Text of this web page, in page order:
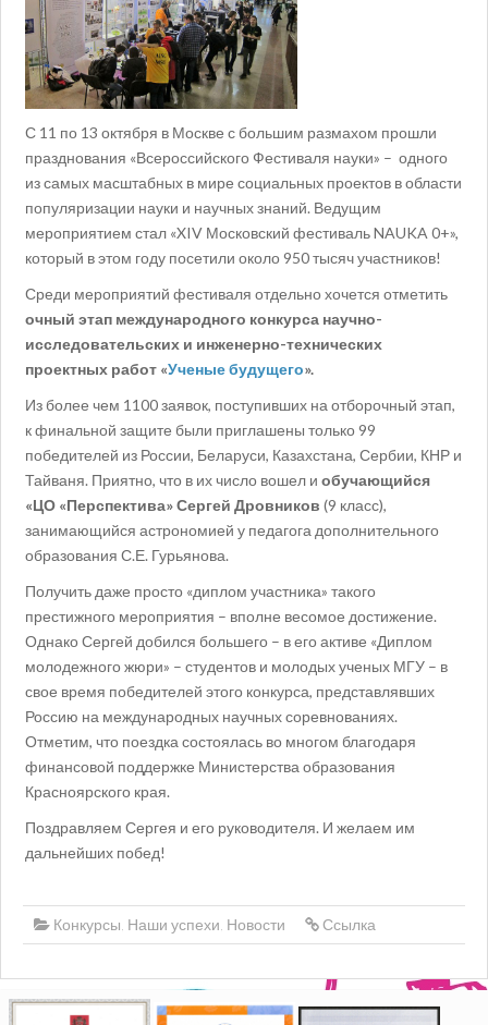
С 11 по 13 октября в Москве с большим размахом прошли
празднования «Всероссийского Фестиваля науки» – одного
из самых масштабных в мире социальных проектов в области
популяризации науки и научных знаний. Ведущим
мероприятием стал «XIV Московский фестиваль NAUKA 0+»,
который в этом году посетили около 950 тысяч участников!
Среди мероприятий фестиваля отдельно хочется отметить
очный этап международного конкурса научно-
исследовательских и инженерно-технических
проектных работ «Ученые будущего».
Из более чем 1100 заявок, поступивших на отборочный этап,
к финальной защите были приглашены только 99
победителей из России, Беларуси, Казахстана, Сербии, КНР и
Тайваня. Приятно, что в их число вошел и обучающийся
«ЦО «Перспектива» Сергей Дровников (9 класс),
занимающийся астрономией у педагога дополнительного
образования С.Е. Гурьянова.
Получить даже просто «диплом участника» такого
престижного мероприятия – вполне весомое достижение.
Однако Сергей добился большего – в его активе «Диплом
молодежного жюри» – студентов и молодых ученых МГУ – в
свое время победителей этого конкурса, представлявших
Россию на международных научных соревнованиях.
Отметим, что поездка состоялась во многом благодаря
финансовой поддержке Министерства образования
Красноярского края.
Поздравляем Сергея и его руководителя. И желаем им
дальнейших побед!
Конкурсы Наши успехи Новости Ссылка